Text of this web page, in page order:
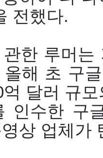
전했다.
한 루머
올해 초 구
억 달러 규
인수한 구
상 업체가